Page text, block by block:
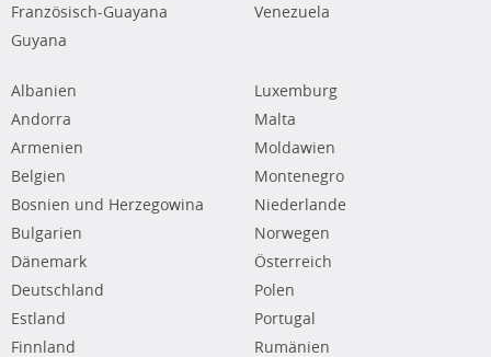
Französisch-Guayana
Guyana
Venezuela
Albanien
Andorra
Armenien
Belgien
Bosnien und Herzegowina
Bulgarien
Dänemark
Deutschland
Estland
Finnland
Luxemburg
Malta
Moldawien
Montenegro
Niederlande
Norwegen
Österreich
Polen
Portugal
Rumänien